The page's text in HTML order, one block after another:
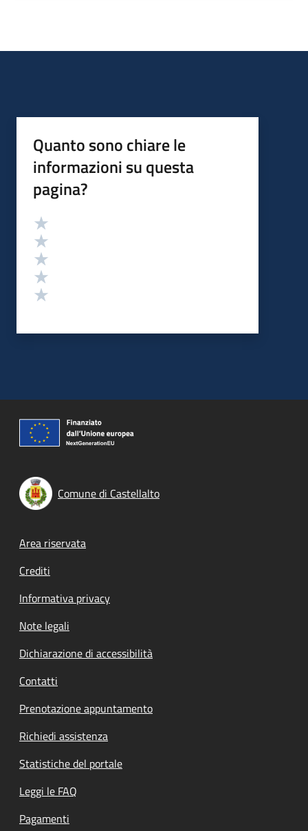
Quanto sono chiare le
informazioni su questa
pagina?
Valutazione
Comune di Castellalto
Footer menu
Area riservata
Crediti
Informativa privacy
Note legali
Dichiarazione di accessibilità
Contatti
Prenotazione appuntamento
Richiedi assistenza
Statistiche del portale
Leggi le FAQ
Pagamenti